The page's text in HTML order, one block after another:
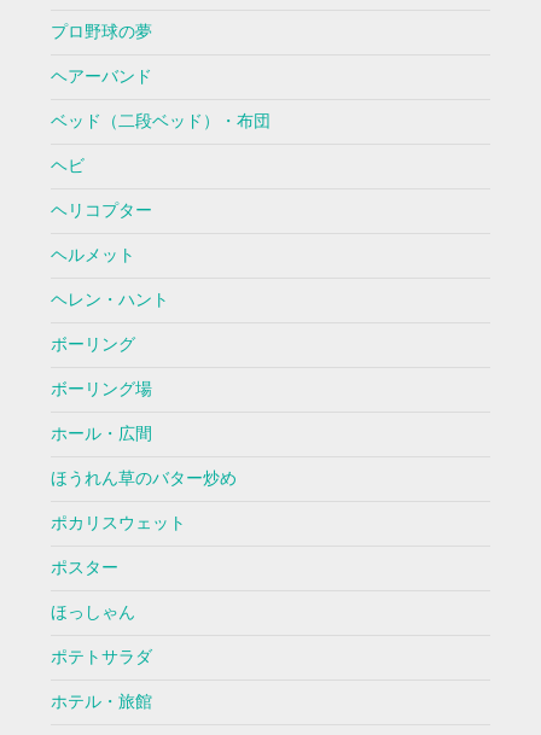
プロ野球の夢
ヘアーバンド
ベッド（二段ベッド）・布団
ヘビ
ヘリコプター
ヘルメット
ヘレン・ハント
ボーリング
ボーリング場
ホール・広間
ほうれん草のバター炒め
ポカリスウェット
ポスター
ほっしゃん
ポテトサラダ
ホテル・旅館